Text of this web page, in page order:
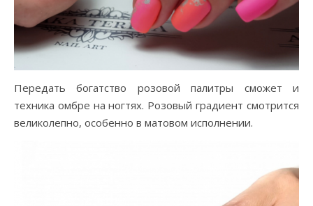
Передать богатство розовой палитры сможет и
техника омбре на ногтях. Розовый градиент смотрится
великолепно, особенно в матовом исполнении.